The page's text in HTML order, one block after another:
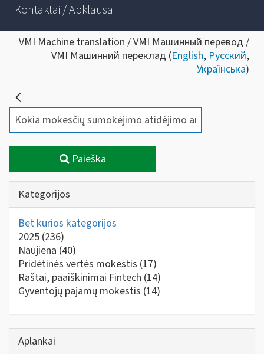
Kontaktai / Apklausa
VMI Machine translation / VMI Машинный перевод /
VMI Машинний переклад (English, Русский,
Українська)
Paieška
Kategorijos
Bet kurios kategorijos
2025 (236)
Naujiena (40)
Pridėtinės vertės mokestis (17)
Raštai, paaiškinimai Fintech (14)
Gyventojų pajamų mokestis (14)
Aplankai